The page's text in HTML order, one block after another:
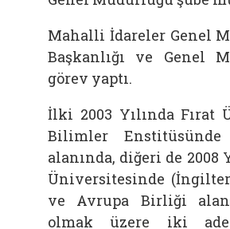
Mahalli İdareler Genel
Başkanlığı ve Genel
görev yaptı.
İlki 2003 Yılında Fırat
Bilimler
alanında, diğeri de 2008
Üniversitesinde
ve Avrupa Birliği
olmak üzere iki